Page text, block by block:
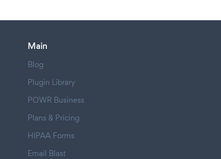
Main
Blog
Plugin Library
POWR Business
Plans & Pricing
HIPAA Forms
Email Blast